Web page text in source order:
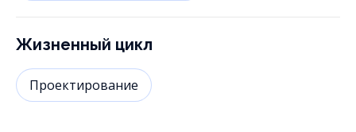
Жизненный цикл
Проектирование